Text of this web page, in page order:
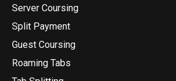
Server Coursing
Split Payment
Guest Coursing
Roaming Tabs